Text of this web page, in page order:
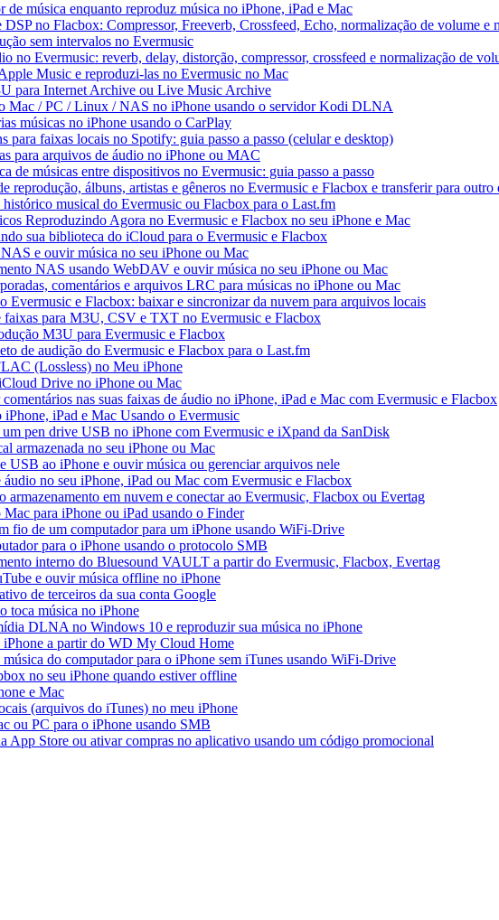
música enquanto reproduz música no iPhone, iPad e Mac
DSP no Flacbox: Compressor, Freeverb, Crossfeed, Echo, normalização de volume e
sem intervalos no Evermusic
no Evermusic: reverb, delay, distorção, compressor, crossfeed e normalização de
Music e reproduzi-las no Evermusic no Mac
para Internet Archive ou Live Music Archive
Mac / PC / Linux / NAS no iPhone usando o servidor Kodi DLNA
músicas no iPhone usando o CarPlay
para faixas locais no Spotify: guia passo a passo (celular e desktop)
para arquivos de áudio no iPhone ou MAC
de músicas entre dispositivos no Evermusic: guia passo a passo
reprodução, álbuns, artistas e gêneros no Evermusic e Flacbox e transferir para
musical do Evermusic ou Flacbox para o Last.fm
Reproduzindo Agora no Evermusic e Flacbox no seu iPhone e Mac
sua biblioteca do iCloud para o Evermusic e Flacbox
e ouvir música no seu iPhone ou Mac
NAS usando WebDAV e ouvir música no seu iPhone ou Mac
comentários e arquivos LRC para músicas no iPhone ou Mac
Evermusic e Flacbox: baixar e sincronizar da nuvem para arquivos locais
faixas para M3U, CSV e TXT no Evermusic e Flacbox
M3U para Evermusic e Flacbox
de audição do Evermusic e Flacbox para o Last.fm
(Lossless) no Meu iPhone
Drive no iPhone ou Mac
nas suas faixas de áudio no iPhone, iPad e Mac com Evermusic e Flacbox
iPad e Mac Usando o Evermusic
pen drive USB no iPhone com Evermusic e iXpand da SanDisk
armazenada no seu iPhone ou Mac
USB ao iPhone e ouvir música ou gerenciar arquivos nele
no seu iPhone, iPad ou Mac com Evermusic e Flacbox
armazenamento em nuvem e conectar ao Evermusic, Flacbox ou Evertag
para iPhone ou iPad usando o Finder
fio de um computador para um iPhone usando WiFi-Drive
para o iPhone usando o protocolo SMB
interno do Bluesound VAULT a partir do Evermusic, Flacbox, Evertag
e ouvir música offline no iPhone
de terceiros da sua conta Google
toca música no iPhone
DLNA no Windows 10 e reproduzir sua música no iPhone
iPhone a partir do WD My Cloud Home
do computador para o iPhone sem iTunes usando WiFi-Drive
no seu iPhone quando estiver offline
e Mac
(arquivos do iTunes) no meu iPhone
ou PC para o iPhone usando SMB
App Store ou ativar compras no aplicativo usando um código promocional